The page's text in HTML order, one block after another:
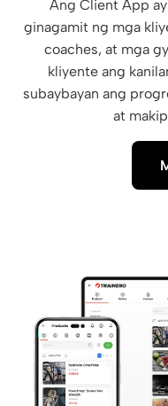
Ang Client App
ginagamit ng mga
coaches, at mga
kliyente ang
subaybayan ang
at